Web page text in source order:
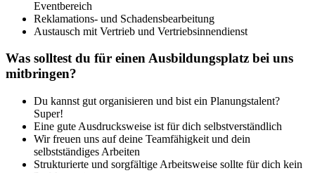
Eventbereich
Reklamations- und Schadensbearbeitung
Austausch mit Vertrieb und Vertriebsinnendienst
Was solltest du für einen Ausbildungsplatz bei uns
mitbringen?
Du kannst gut organisieren und bist ein Planungstalent?
Super!
Eine gute Ausdrucksweise ist für dich selbstverständlich
Wir freuen uns auf deine Teamfähigkeit und dein
selbstständiges Arbeiten
Strukturierte und sorgfältige Arbeitsweise sollte für dich kein